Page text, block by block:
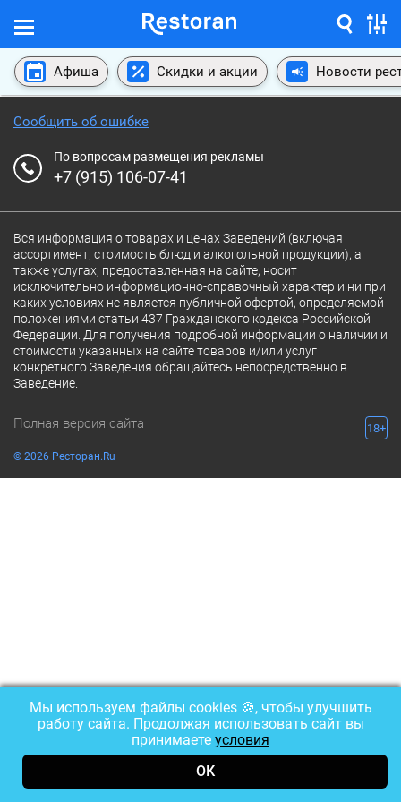
Афиша Скидки и акции Новости
Сообщить об ошибке
По вопросам размещения рекламы
+7 (915) 106-07-41
Вся информация о товарах и ценах Заведений (включая
ассортимент, стоимость блюд и алкогольной продукции), а
также услугах, предоставленная на сайте, носит
исключительно информационно-справочный характер и ни при
каких условиях не является публичной офертой, определяемой
положениями статьи 437 Гражданского кодекса Российской
Федерации. Для получения подробной информации о наличии и
стоимости указанных на сайте товаров и/или услуг
конкретного Заведения обращайтесь непосредственно в
Заведение.
Полная версия сайта 18+
© 2026 Ресторан.Ru
Мы используем файлы cookies 🍪, чтобы улучшить
работу сайта. Продолжая использовать сайт вы
принимаете условия
ОК